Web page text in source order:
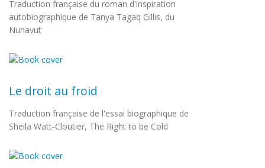
Traduction française du roman d'inspiration
autobiographique de Tanya Tagaq Gillis, du
Nunavut
Le droit au froid
Traduction française de l'essai biographique de
Sheila Watt-Cloutier, The Right to be Cold